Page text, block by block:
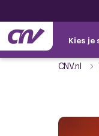
Kies je
CNV.nl